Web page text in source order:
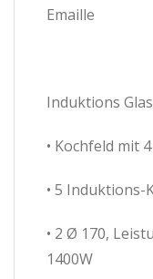
Emaille
Induktions
• Kochfeld mit
• 5
• 2 Ø 170,
1400W